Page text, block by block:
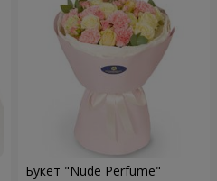
Букет "Nude Perfume"